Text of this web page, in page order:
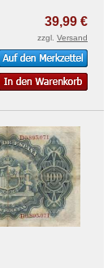
39,99 €
zzgl. Versand